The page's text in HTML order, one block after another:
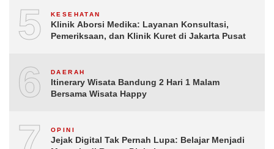
5 KESEHATAN
Klinik Aborsi Medika: Layanan Konsultasi,
Pemeriksaan, dan Klinik Kuret di Jakarta Pusat
6 DAERAH
Itinerary Wisata Bandung 2 Hari 1 Malam
Bersama Wisata Happy
OPINI
Jejak Digital Tak Pernah Lupa: Belajar Menjadi